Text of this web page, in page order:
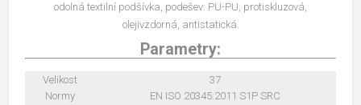
odolná textilní podšívka, podešev: PU-PU, protiskluzová,
olejivzdorná, antistatická.
Parametry:
Velikost
37
Normy
EN ISO 20345:2011 S1P SRC